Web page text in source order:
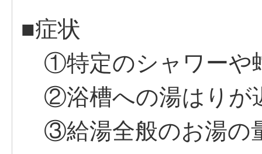
■症状
①特定のシャワーや
②浴槽への湯はりが
③給湯全般のお湯の